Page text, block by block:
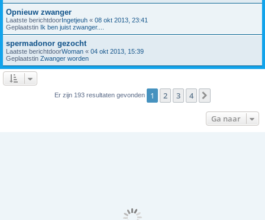
Opnieuw zwanger
Laatste berichtdoorIngetjeuh « 08 okt 2013, 23:41
Geplaatstin Ik ben juist zwanger....
spermadonor gezocht
Laatste berichtdoorWoman « 04 okt 2013, 15:39
Geplaatstin Zwanger worden
Er zijn 193 resultaten gevonden 1 2 3 4
Ga naar